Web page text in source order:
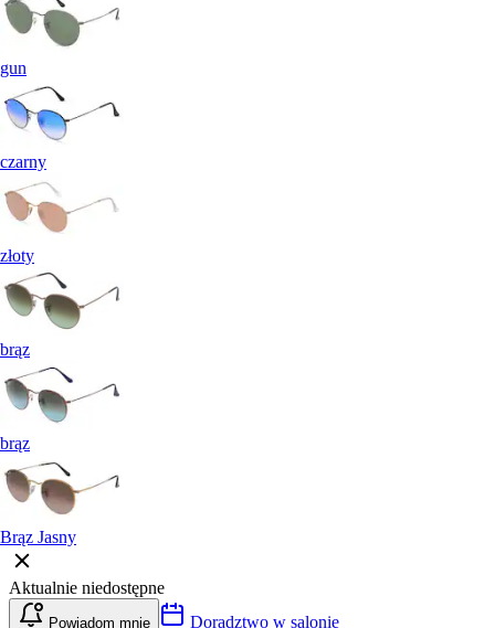
gun
czarny
złoty
brąz
brąz
Brąz Jasny
Aktualnie niedostępne
Powiadom mnie Doradztwo w salonie